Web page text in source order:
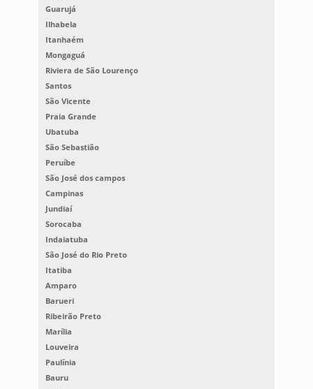
Guarujá
Ilhabela
Itanhaém
Mongaguá
Riviera de São Lourenço
Santos
São Vicente
Praia Grande
Ubatuba
São Sebastião
Peruíbe
São José dos campos
Campinas
Jundiaí
Sorocaba
Indaiatuba
São José do Rio Preto
Itatiba
Amparo
Barueri
Ribeirão Preto
Marília
Louveira
Paulínia
Bauru